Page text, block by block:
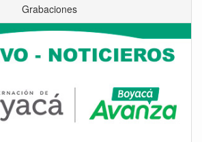
Grabaciones